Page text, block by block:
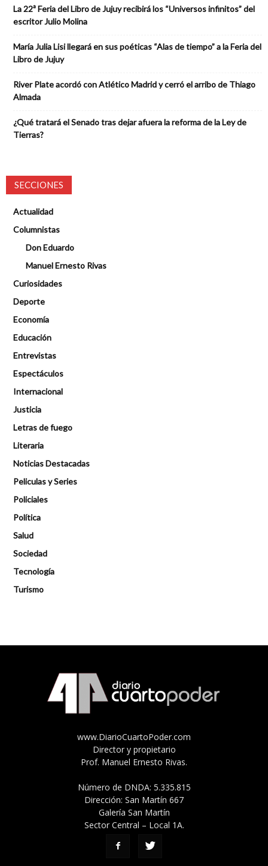
La 22ª Feria del Libro de Jujuy recibirá los “Universos infinitos” del
escritor Julio Molina
María Julia Lisi llegará en sus poéticas “Alas de tiempo” a la Feria del
Libro de Jujuy
River Plate acordó con Atlético Madrid y cerró el arribo de Thiago
Almada
¿Qué tratará el Senado tras dejar afuera la reforma de la Ley de
Tierras?
SECCIONES
Actualidad
Columnistas
Don Eduardo
Manuel Ernesto Rivas
Curiosidades
Deporte
Economía
Educación
Entrevistas
Espectáculos
Internacional
Justicia
Letras de fuego
Literaria
Noticias Destacadas
Peliculas y Series
Policiales
Política
Salud
Sociedad
Tecnología
Turismo
www.DiarioCuartoPoder.com
Director y propietario
Prof. Manuel Ernesto Rivas.
Número de DNDA: 5.335.815
Dirección: San Martín 667
Galería San Martín
Sector Central – Local 1A.